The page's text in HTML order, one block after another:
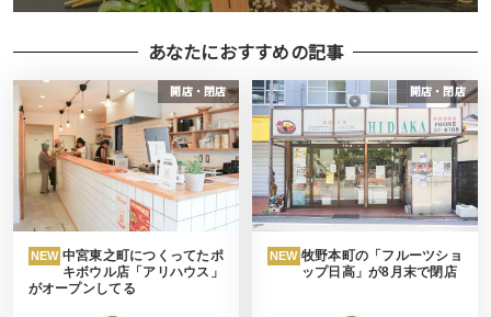
あなたにおすすめの記事
開店・閉店
NEW 中宮東之町につくってたポ
キボウル店「アリハウス」
がオープンしてる
開店・閉店
NEW 牧野本町の「フルーツショ
ップ日高」が8月末で閉店